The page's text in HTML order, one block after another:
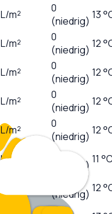
L/m²
0
(niedrig) 13
L/m²
0
(niedrig) 12
L/m²
0
(niedrig) 12
L/m²
0
(niedrig) 12
L/m²
0
(niedrig) 12
L/m²
(niedrig) 11
(niedrig) 12
1